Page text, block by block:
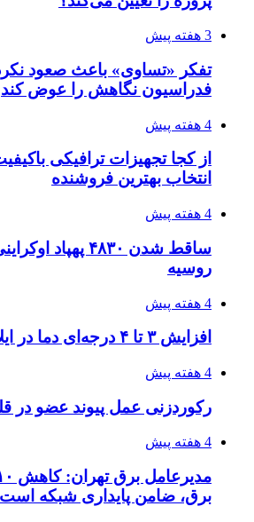
3 هفته پیش
تفکر «تساوی» باعث صعود
فدراسیون نگاهش را عوض کند
4 هفته پیش
از کجا تجهیزات ترافیکی
انتخاب بهترین فروشنده
4 هفته پیش
ساقط شدن ۴۸۳۰
روسیه
4 هفته پیش
افزایش ۳ تا ۴ درجه‌ای دما در ایلام تا اواخر هفته
4 هفته پیش
رکوردزنی عمل پیوند عضو در
4 هفته پیش
برق، ضامن پایداری شبکه است